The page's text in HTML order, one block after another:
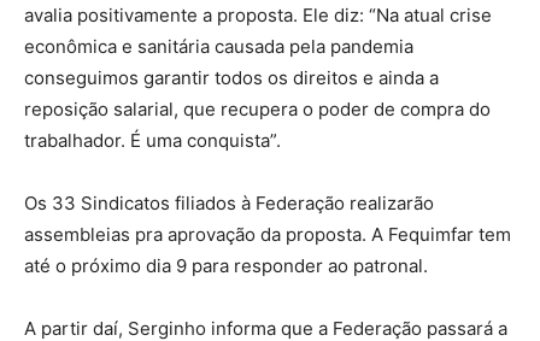
avalia positivamente a proposta. Ele diz: “Na atual crise
econômica e sanitária causada pela pandemia
conseguimos garantir todos os direitos e ainda a
reposição salarial, que recupera o poder de compra do
trabalhador. É uma conquista”.
Os 33 Sindicatos filiados à Federação realizarão
assembleias pra aprovação da proposta. A Fequimfar tem
até o próximo dia 9 para responder ao patronal.
A partir daí, Serginho informa que a Federação passará a